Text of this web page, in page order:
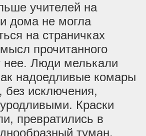
учителей на
дома не могла
на страничках
прочитанного
нее. Люди мелькали
надоедливые комары
без исключения,
Краски
превратились в
туман.